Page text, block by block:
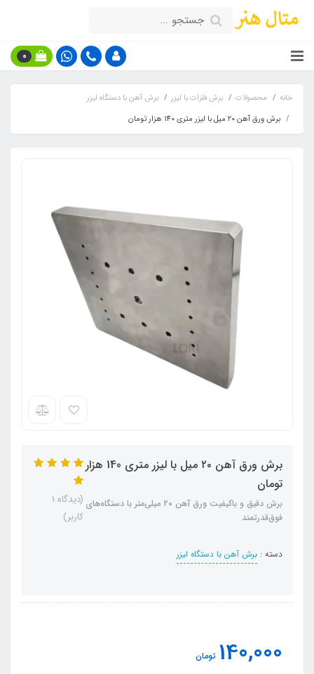
0
خانه محصولات برش فلزات با لیزر
برش آهن با دستگاه لیزر
برش ورق آهن ۲۰ میل با لیزر متری 140 هزار تومان
برش ورق آهن ۲۰ میل با لیزر متری 140 هزار
تومان
برش دقیق و باکیفیت ورق آهن ۲۰ میلی‌متر با دستگاه‌های
فوق‌قدرتمند
دسته : برش آهن با دستگاه لیزر
(دیدگاه 1
کاربر)
140,000 تومان